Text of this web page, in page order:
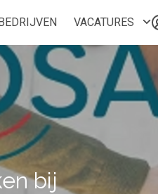
VACATURES
bij